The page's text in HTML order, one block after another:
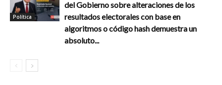
Política
del Gobierno sobre alteraciones de los
resultados electorales con base en
algoritmos o código hash demuestra un
absoluto...